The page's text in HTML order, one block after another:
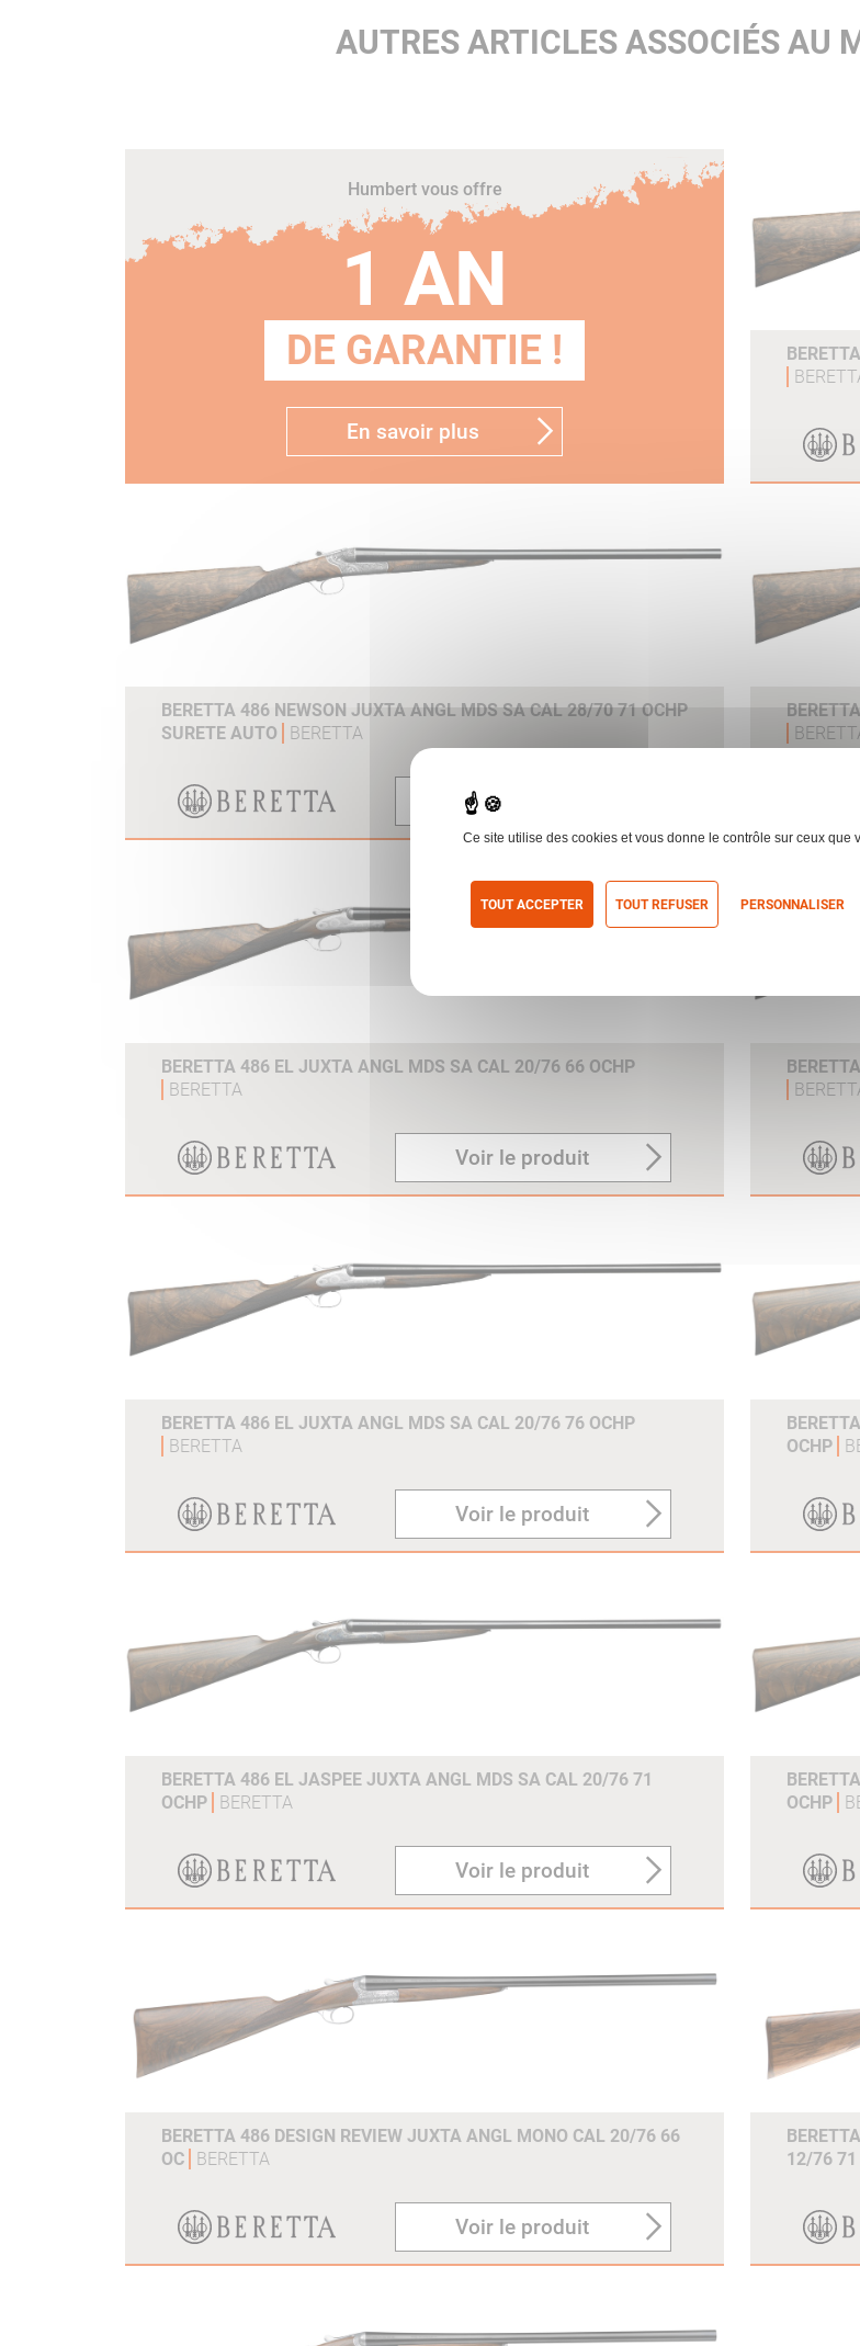
AUTRES ARTICLES ASSOCIÉS AU
Humbert vous offre
1 AN
DE GARANTIE !
En savoir plus
BERETTA 486 NEWSON JUXTA ANGL MDS SA CAL 28/70 71 OCHP
SURETE AUTO
BERETTA
Voir le produit
BERETTA 486 EL JUXTA ANGL MDS SA CAL 20/76 66 OCHP
BERETTA
Voir le produit
BERETTA 486 EL JUXTA ANGL MDS SA CAL 20/76 76 OCHP
BERETTA
Voir le produit
OCHP
BERETTA 486 EL JASPEE JUXTA ANGL MDS SA CAL 20/76 71
OCHP
BERETTA
Voir le produit
OCHP
BERETTA 486 DESIGN REVIEW JUXTA ANGL MONO CAL 20/76 66
OC
BERETTA
Voir le produit
12/76 71
Ce site utilise des cookies et vous donne le contrôle sur ceux que
TOUT ACCEPTER TOUT REFUSER PERSONNALISER